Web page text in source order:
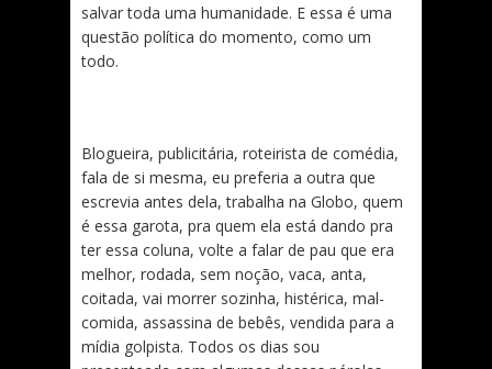
salvar toda uma humanidade. E essa é uma
questão política do momento, como um
todo.
Blogueira, publicitária, roteirista de comédia,
fala de si mesma, eu preferia a outra que
escrevia antes dela, trabalha na Globo, quem
é essa garota, pra quem ela está dando pra
ter essa coluna, volte a falar de pau que era
melhor, rodada, sem noção, vaca, anta,
coitada, vai morrer sozinha, histérica, mal-
comida, assassina de bebês, vendida para a
mídia golpista. Todos os dias sou